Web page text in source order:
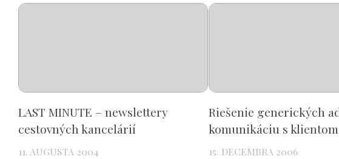
LAST MINUTE – newslettery
cestovných kancelárií
11. AUGUSTA 2004
Riešenie generických
komunikáciu s klientom
15. DECEMBRA 2006